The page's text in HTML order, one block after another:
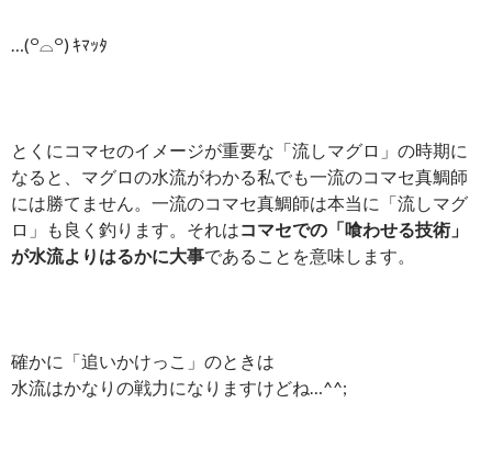
…(꒪⌓꒪) ｷﾏｯﾀ
とくにコマセのイメージが重要な「流しマグロ」の時期に
なると、マグロの水流がわかる私でも一流のコマセ真鯛師
には勝てません。一流のコマセ真鯛師は本当に「流しマグ
ロ」も良く釣ります。それはコマセでの「喰わせる技術」
が水流よりはるかに大事であることを意味します。
確かに「追いかけっこ」のときは
水流はかなりの戦力になりますけどね…^^;